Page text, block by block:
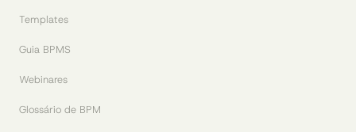
Templates
Guia BPMS
Webinares
Glossário de BPM